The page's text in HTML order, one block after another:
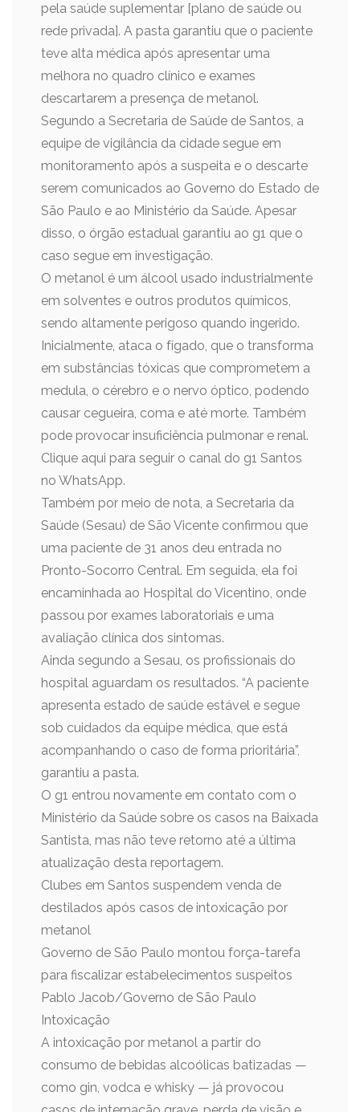
pela saúde suplementar [plano de saúde ou
rede privada]. A pasta garantiu que o paciente
teve alta médica após apresentar uma
melhora no quadro clínico e exames
descartarem a presença de metanol.
Segundo a Secretaria de Saúde de Santos, a
equipe de vigilância da cidade segue em
monitoramento após a suspeita e o descarte
serem comunicados ao Governo do Estado de
São Paulo e ao Ministério da Saúde. Apesar
disso, o órgão estadual garantiu ao g1 que o
caso segue em investigação.
O metanol é um álcool usado industrialmente
em solventes e outros produtos químicos,
sendo altamente perigoso quando ingerido.
Inicialmente, ataca o fígado, que o transforma
em substâncias tóxicas que comprometem a
medula, o cérebro e o nervo óptico, podendo
causar cegueira, coma e até morte. Também
pode provocar insuficiência pulmonar e renal.
Clique aqui para seguir o canal do g1 Santos
no WhatsApp.
Também por meio de nota, a Secretaria da
Saúde (Sesau) de São Vicente confirmou que
uma paciente de 31 anos deu entrada no
Pronto-Socorro Central. Em seguida, ela foi
encaminhada ao Hospital do Vicentino, onde
passou por exames laboratoriais e uma
avaliação clínica dos sintomas.
Ainda segundo a Sesau, os profissionais do
hospital aguardam os resultados. “A paciente
apresenta estado de saúde estável e segue
sob cuidados da equipe médica, que está
acompanhando o caso de forma prioritária”,
garantiu a pasta.
O g1 entrou novamente em contato com o
Ministério da Saúde sobre os casos na Baixada
Santista, mas não teve retorno até a última
atualização desta reportagem.
Clubes em Santos suspendem venda de
destilados após casos de intoxicação por
metanol
Governo de São Paulo montou força-tarefa
para fiscalizar estabelecimentos suspeitos
Pablo Jacob/Governo de São Paulo
Intoxicação
A intoxicação por metanol a partir do
consumo de bebidas alcoólicas batizadas —
como gin, vodca e whisky — já provocou